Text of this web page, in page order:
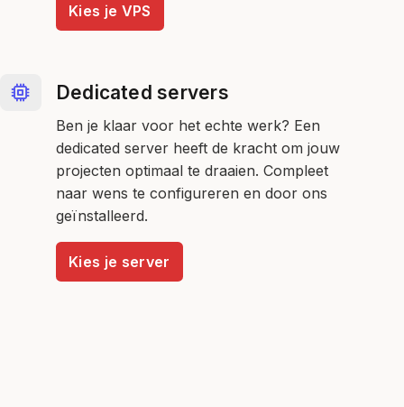
Kies je VPS
Dedicated servers
Ben je klaar voor het echte werk? Een
dedicated server heeft de kracht om jouw
projecten optimaal te draaien. Compleet
naar wens te configureren en door ons
geïnstalleerd.
Kies je server